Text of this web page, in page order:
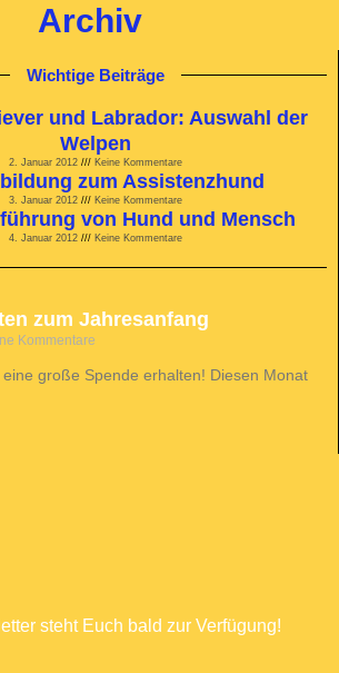
Archiv
Wichtige Beiträge
und Labrador: Auswahl der
Welpen
2. Januar 2012 Keine Kommentare
zum Assistenzhund
3. Januar 2012 Keine Kommentare
von Hund und Mensch
4. Januar 2012 Keine Kommentare
zum Jahresanfang
Kommentare
große Spende erhalten! Diesen Monat
steht Euch bald zur Verfügung!